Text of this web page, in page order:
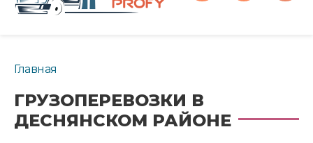
Главная
ГРУЗОПЕРЕВОЗКИ В
ДЕСНЯНСКОМ РАЙОНЕ